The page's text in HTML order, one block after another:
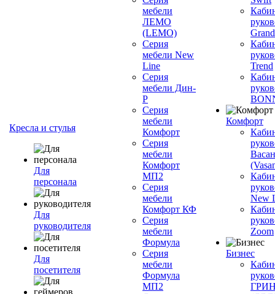
Кресла и стулья
Для
персонала
Для
руководителя
Для
посетителя
мебели
ЛЕМО
(LEMO)
Серия
мебели New
Line
Серия
мебели Дин-
Р
Серия
мебели
Комфорт
Серия
мебели
Комфорт
МП2
Серия
мебели
Комфорт КФ
Серия
мебели
Формула
Серия
мебели
Формула
МП2
Grand
Trend
Комфорт
New
Zoom
Бизнес